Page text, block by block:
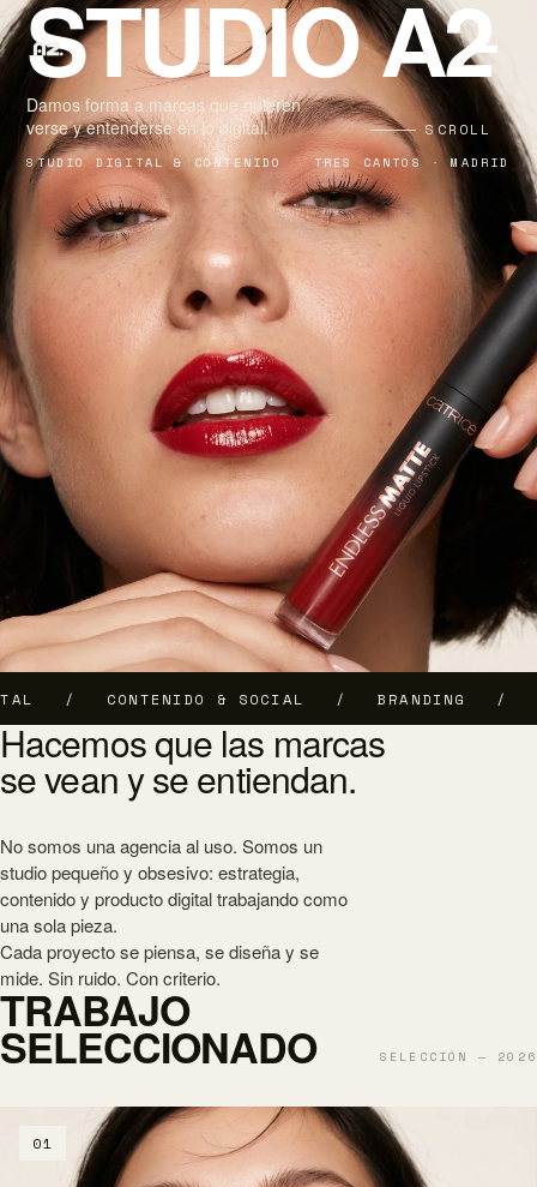
STUDIO DIGITAL & CONTENIDO TRES CANTOS · MADRID
STUDIO A2
Damos forma a marcas que quieren
verse y entenderse en lo digital.
SCROLL
CONTENIDO & SOCIAL BRANDING
Hacemos que las marcas
se veanyse entiendan.
No somos una agencia al uso. Somos un
studio pequeño y obsesivo: estrategia,
contenido y producto digital trabajando como
una sola pieza.
Cada proyecto se piensa, se diseña y se
mide. Sin ruido. Con criterio.
TRABAJO
SELECCIONADO SELECCIÓN — 2026
01